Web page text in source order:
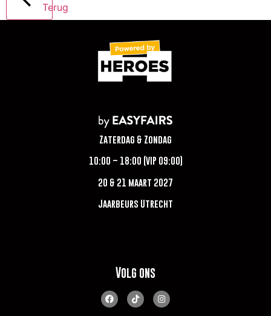
Terug
Zaterdag & Zondag
10:00 – 18:00 (VIP 09:00)
20 & 21 maart 2027
Jaarbeurs Utrecht
Volg ons